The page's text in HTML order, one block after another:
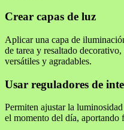
Crear capas de luz
Aplicar una capa de
de tarea y resaltado
versátiles y agradables.
Usar reguladores de
Permiten ajustar la
el momento del día,